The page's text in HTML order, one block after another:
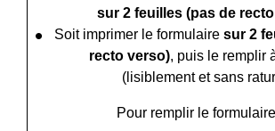
sur 2 feuilles(pas de
Soit imprimer le formulaire sur 2
recto verso), puis le remplir
(lisiblement et sans
Pour remplir le